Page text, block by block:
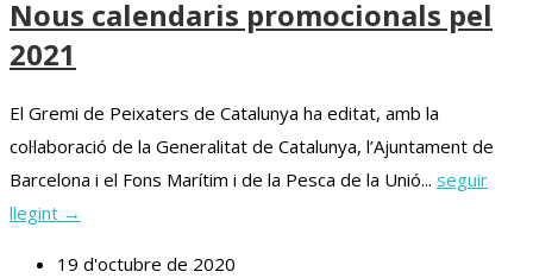
Nous calendaris promocionals pel
2021
El Gremi de Peixaters de Catalunya ha editat, amb la
col·laboració de la Generalitat de Catalunya, l’Ajuntament de
Barcelona i el Fons Marítim i de la Pesca de la Unió... seguir
llegint →
19 d'octubre de 2020